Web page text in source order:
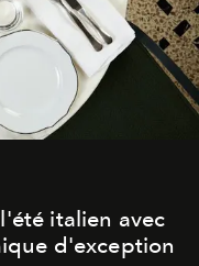
italien avec
d'exception